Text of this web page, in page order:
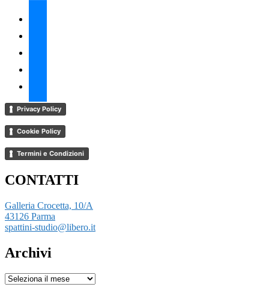
Privacy Policy
Cookie Policy
Termini e Condizioni
CONTATTI
Galleria Crocetta, 10/A
43126 Parma
spattini-studio@libero.it
Archivi
Archivi